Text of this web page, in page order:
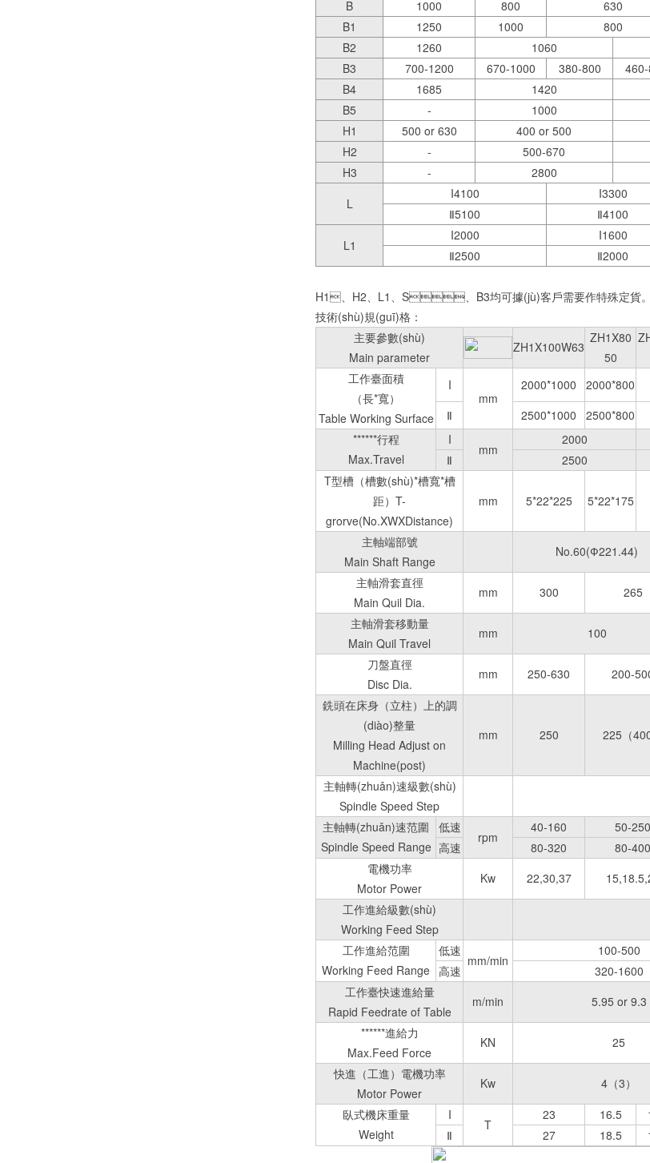
B
1000 800 630
B1
1250 1000 800
B2
1260 1060
B3
700-1200 670-1000 380-800
B4
1685 1420
B5
- 1000
H1
500 or 630 400 or 500
H2
- 500-670
H3
- 2800
L
I4100 I3300
Ⅱ5100
Ⅱ4100
L1
I2000 I1600
Ⅱ2500
Ⅱ2000
H1、H2、L1、S、B3均可據(jù)客戶需要作特殊定貨。
技術(shù)規(guī)格：
主要參數(shù)
Main parameter
ZH1X100W63
ZH1X80
50
工作臺面積
（長*寬）
Table Working Surface
I
mm
2000*1000 2000*800
Ⅱ
2500*1000 2500*800
******行程
Max.Travel
I
mm
2000
Ⅱ
2500
T型槽（槽數(shù)*槽寬*槽
距）T-
grorve(No.XWXDistance)
mm 5*22*225 5*22*175
主軸端部號
Main Shaft Range
No.60(Ф221.44)
主軸滑套直徑
Main Quil Dia.
mm 300 265
主軸滑套移動量
Main Quil Travel
mm 100
刀盤直徑
Disc Dia.
mm 250-630 200-
銑頭在床身（立柱）上的調
(diào)整量
Milling Head Adjust on
Machine(post)
mm 250 225（400
主軸轉(zhuǎn)速級數(shù)
Spindle Speed Step
主軸轉(zhuǎn)速范圍
Spindle Speed Range
低速
rpm
40-160 50-250
高速
80-320 80-400
電機功率
Motor Power
Kw 22,30,37
工作進給級數(shù)
Working Feed Step
工作進給范圍
Working Feed Range
低速
mm/min
100-500
高速
320-1600
工作臺快速進給量
Rapid Feedrate of Table
m/min 5.95 or 9.3
******進給力
Max.Feed Force
KN 25
快進（工進）電機功率
Motor Power
Kw 4（3）
臥式機床重量
Weight
I
T
23 16.5
Ⅱ
27 18.5